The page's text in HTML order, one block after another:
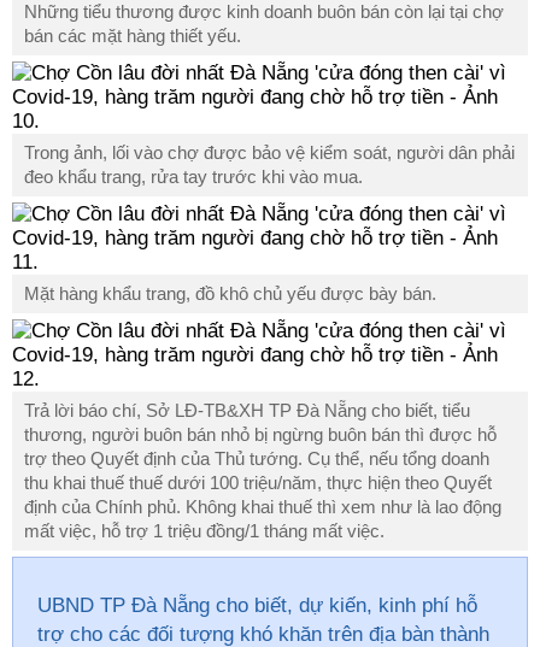
Những tiểu thương được kinh doanh buôn bán còn lại tại chợ
bán các mặt hàng thiết yếu.
Trong ảnh, lối vào chợ được bảo vệ kiểm soát, người dân phải
đeo khẩu trang, rửa tay trước khi vào mua.
Mặt hàng khẩu trang, đồ khô chủ yếu được bày bán.
Trả lời báo chí, Sở LĐ-TB&XH TP Đà Nẵng cho biết, tiểu
thương, người buôn bán nhỏ bị ngừng buôn bán thì được hỗ
trợ theo Quyết định của Thủ tướng. Cụ thể, nếu tổng doanh
thu khai thuế thuế dưới 100 triệu/năm, thực hiện theo Quyết
định của Chính phủ. Không khai thuế thì xem như là lao động
mất việc, hỗ trợ 1 triệu đồng/1 tháng mất việc.
UBND TP Đà Nẵng cho biết, dự kiến, kinh phí hỗ
trợ cho các đối tượng khó khăn trên địa bàn thành